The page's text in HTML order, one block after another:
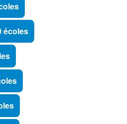
écoles